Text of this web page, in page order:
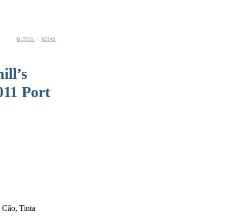
BUVĘS KITAS
Port
Tinta